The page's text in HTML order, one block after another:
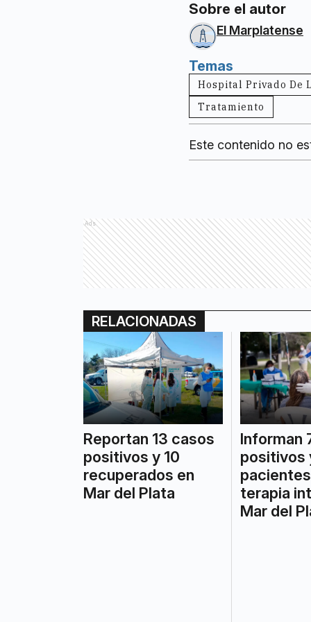
Sobre el autor
El Marplatense
Temas
Hospital Privado De
Tratamiento
Este contenido no
Ads
RELACIONADAS
Reportan 13 casos
positivos y 10
recuperados en
Mar del Plata
Informan
positivos
terapia
Mar del